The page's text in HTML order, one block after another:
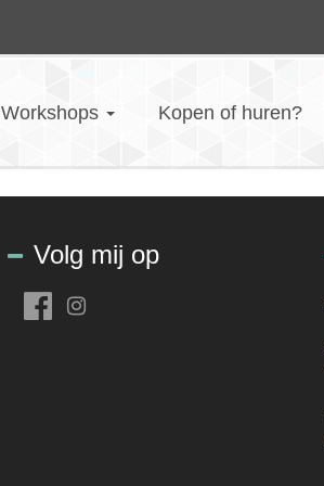
Workshops Kopen of huren?
Volg mij op